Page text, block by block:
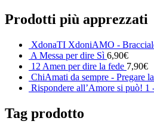
Prodotti più apprezzati
XdonaTI XdoniAMO -
A Messa per dire Sì 6,90€
12 Amen per dire la fede 7,90€
ChiAmati da sempre - Pregare
Rispondere all’Amore si può! 1
Tag prodotto